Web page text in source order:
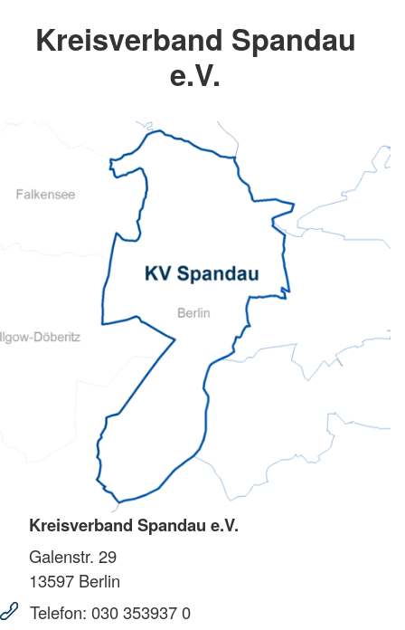
Kreisverband Spandau
e.V.
Kreisverband Spandau e.V.
Galenstr. 29
13597 Berlin
Telefon: 030 353937 0